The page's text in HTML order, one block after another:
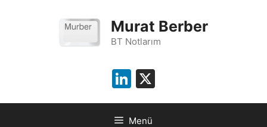
Murat Berber
BT Notlarım
LinkedIn
Menü